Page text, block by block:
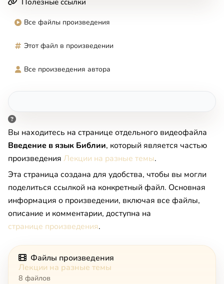
Полезные ссылки
Все файлы произведения
Этот файл в произведении
Все произведения автора
Вы находитесь на странице отдельного видеофайла
Введение в язык Библии, который является частью
произведения Лекции на разные темы.
Эта страница создана для удобства, чтобы вы могли
поделиться ссылкой на конкретный файл. Основная
информация о произведении, включая все файлы,
описание и комментарии, доступна на
странице произведения.
Файлы произведения
Лекции на разные темы
8 файлов